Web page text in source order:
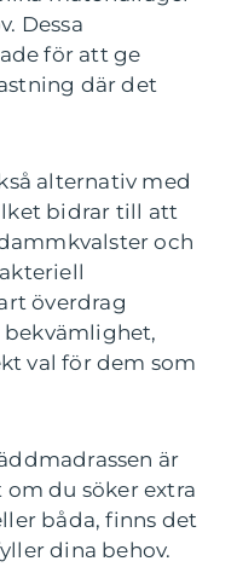
Dessa
för att ge
där det
alternativ med
bidrar till att
och
överdrag
val för dem som
är
du söker extra
båda, finns det
dina behov.